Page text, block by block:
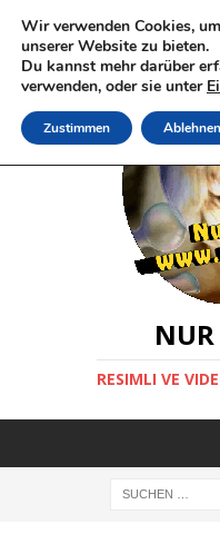
RESIMLI VE
Wir verwenden Cookies,
unserer Website zu bieten.
Du kannst mehr darüber
verwenden, oder sie unter
Zustimmen Ablehnen